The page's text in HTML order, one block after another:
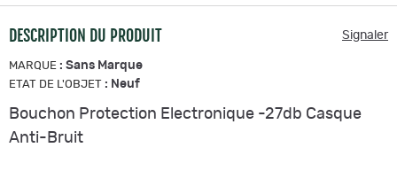
DESCRIPTION DU PRODUIT Signaler
MARQUE : Sans Marque
ETAT DE L'OBJET : Neuf
Bouchon Protection Electronique -27db Casque
Anti-Bruit